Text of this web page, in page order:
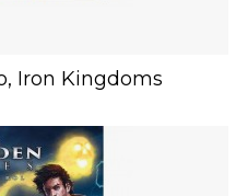
Iron Kingdoms